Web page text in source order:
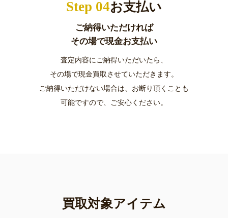
Step 04お支払い
ご納得いただければ
その場で現金お支払い
査定内容にご納得いただいたら、
その場で現金買取させていただきます。
ご納得いただけない場合は、お断り頂くことも
可能ですので、ご安心ください。
買取対象アイテム